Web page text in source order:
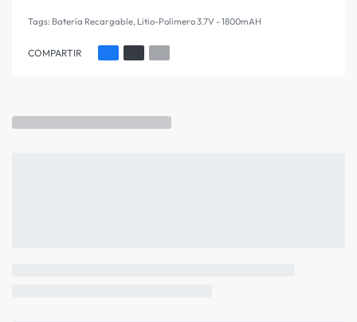
Tags: Batería Recargable, Litio-Polímero 3.7V - 1800mAH
COMPARTIR